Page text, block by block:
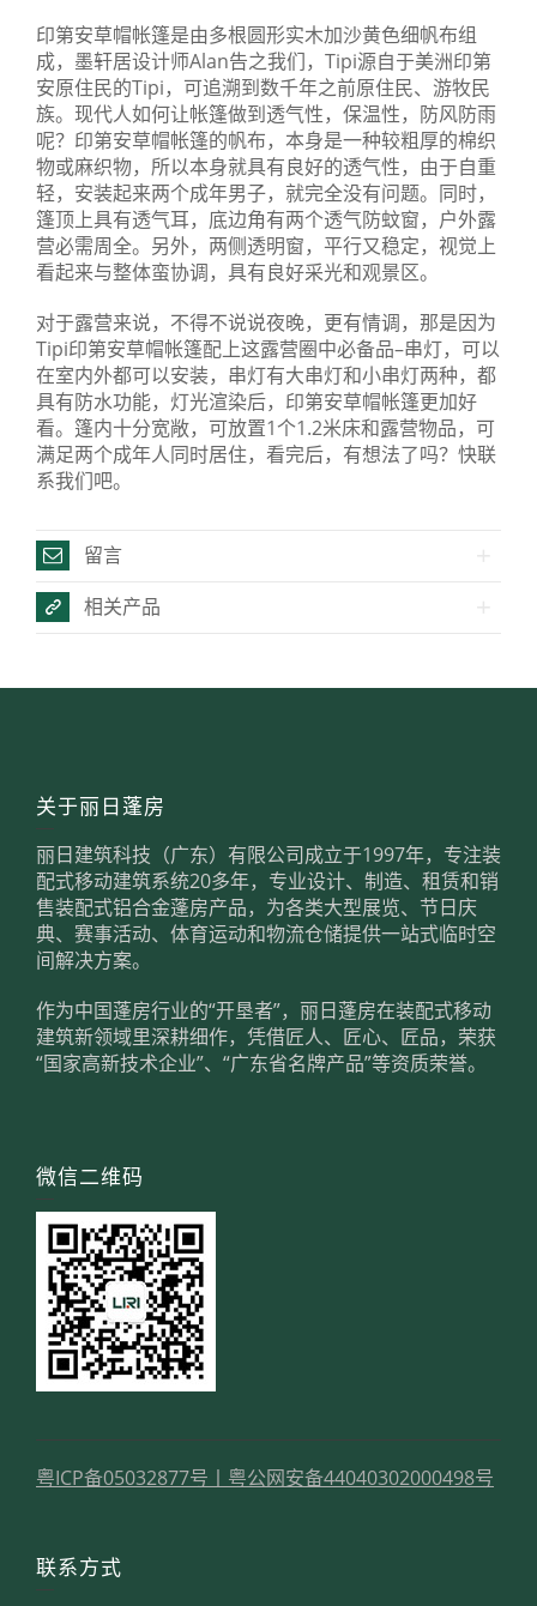
印第安草帽帐篷是由多根圆形实木加沙黄色细帆布组
成，墨轩居设计师Alan告之我们，Tipi源自于美洲印第
安原住民的Tipi，可追溯到数千年之前原住民、游牧民
族。现代人如何让帐篷做到透气性，保温性，防风防雨
呢？印第安草帽帐篷的帆布，本身是一种较粗厚的棉织
物或麻织物，所以本身就具有良好的透气性，由于自重
轻，安装起来两个成年男子，就完全没有问题。同时，
篷顶上具有透气耳，底边角有两个透气防蚊窗，户外露
营必需周全。另外，两侧透明窗，平行又稳定，视觉上
看起来与整体蛮协调，具有良好采光和观景区。
对于露营来说，不得不说说夜晚，更有情调，那是因为
Tipi印第安草帽帐篷配上这露营圈中必备品–串灯，可以
在室内外都可以安装，串灯有大串灯和小串灯两种，都
具有防水功能，灯光渲染后，印第安草帽帐篷更加好
看。篷内十分宽敞，可放置1个1.2米床和露营物品，可
满足两个成年人同时居住，看完后，有想法了吗？快联
系我们吧。
留言
相关产品
关于丽日蓬房
丽日建筑科技（广东）有限公司成立于1997年，专注装
配式移动建筑系统20多年，专业设计、制造、租赁和销
售装配式铝合金蓬房产品，为各类大型展览、节日庆
典、赛事活动、体育运动和物流仓储提供一站式临时空
间解决方案。
作为中国蓬房行业的“开垦者”，丽日蓬房在装配式移动
建筑新领域里深耕细作，凭借匠人、匠心、匠品，荣获
“国家高新技术企业”、“广东省名牌产品”等资质荣誉。
微信二维码
粤ICP备05032877号 丨 粤公网安备44040302000498号
联系方式